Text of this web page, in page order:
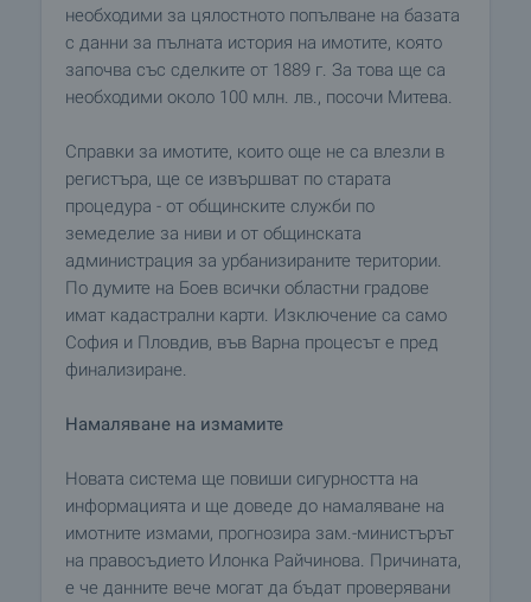
необходими за цялостното попълване на базата
с данни за пълната история на имотите, която
започва със сделките от 1889 г. За това ще са
необходими около 100 млн. лв., посочи Митева.
Справки за имотите, които още не са влезли в
регистъра, ще се извършват по старата
процедура - от общинските служби по
земеделие за ниви и от общинската
администрация за урбанизираните територии.
По думите на Боев всички областни градове
имат кадастрални карти. Изключение са само
София и Пловдив, във Варна процесът е пред
финализиране.
Намаляване на измамите
Новата система ще повиши сигурността на
информацията и ще доведе до намаляване на
имотните измами, прогнозира зам.-министърът
на правосъдието Илонка Райчинова. Причината,
е че данните вече могат да бъдат проверявани